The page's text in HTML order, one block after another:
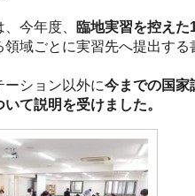
今年度、 臨地実習を控え
領域ごとに実習先へ提出す
ーション以外に今までの国家
て説明を受けました。